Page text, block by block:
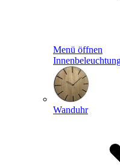
Menü öffnen
Wanduhr